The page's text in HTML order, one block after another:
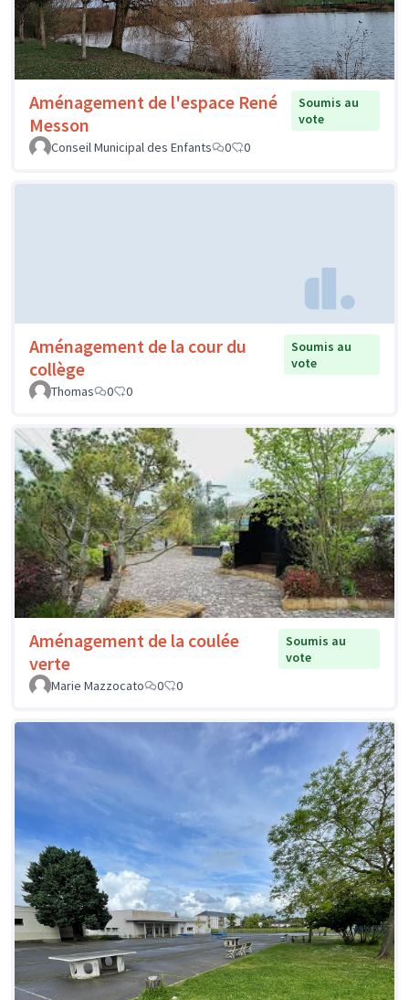
Aménagement de l'espace René
Messon
Soumis au
vote
Conseil Municipal des Enfants
0 0
Aménagement de la cour du
collège
Soumis au
vote
Thomas
0 0
Aménagement de la coulée
verte
Soumis au
vote
Marie Mazzocato
0 0